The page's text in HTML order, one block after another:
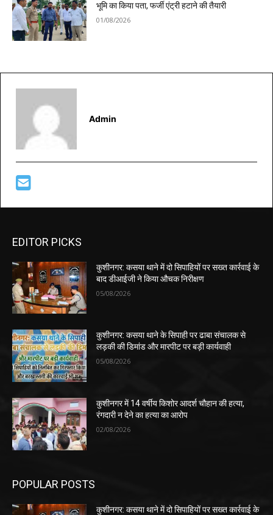
भूमि का किया पता, फर्जी एंट्री हटाने की तैयारी
01/08/2026
Admin
EDITOR PICKS
कुशीनगर: कसया थाने में दो सिपाहियों पर सख्त कार्रवाई के
बाद डीआईजी ने किया औचक निरीक्षण
05/08/2026
कुशीनगर: कसया थाने के सिपाही पर ढाबा संचालक से
लड़की की डिमांड और मारपीट पर बड़ी कार्यवाही
05/08/2026
कुशीनगर में 14 वर्षीय किशोर आदर्श चौहान की हत्या,
रंगदारी न देने का हत्या का आरोप
02/08/2026
POPULAR POSTS
कुशीनगर: कसया थाने में दो सिपाहियों पर सख्त कार्रवाई के